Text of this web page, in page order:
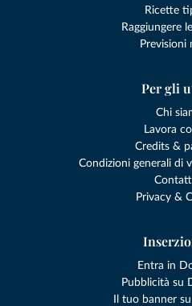
Ricette
Raggiungere
Previsioni
Per gli
Chi
Lavora
Credits &
Condizioni generali di
Privacy &
Entra in
Pubblicità su
Il tuo banner